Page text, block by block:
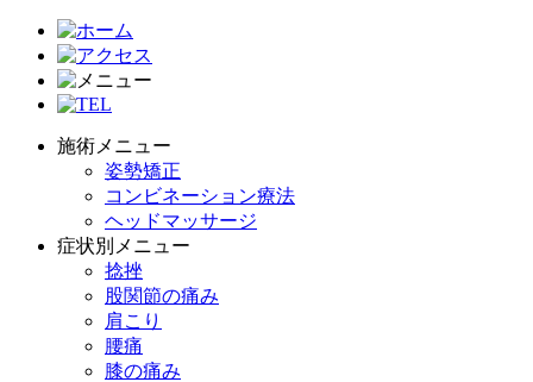
施術メニュー
姿勢矯正
コンビネーション療法
ヘッドマッサージ
症状別メニュー
捻挫
股関節の痛み
肩こり
腰痛
膝の痛み